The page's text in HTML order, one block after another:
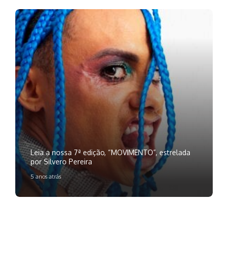
Leia a nossa 7ª edição, “MOVIMENTO”, estrelada
por Silvero Pereira
5 anos atrás